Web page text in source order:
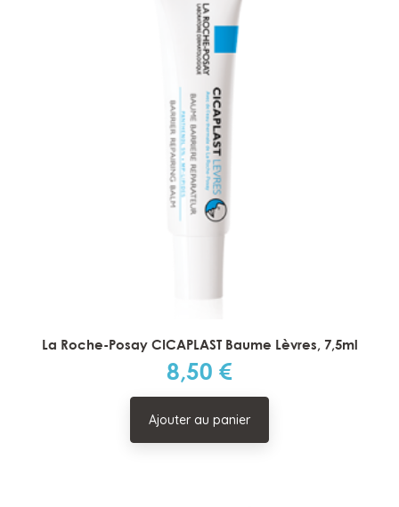
La Roche-Posay CICAPLAST Baume Lèvres, 7,5ml
Prix
8,50 €
Ajouter au panier